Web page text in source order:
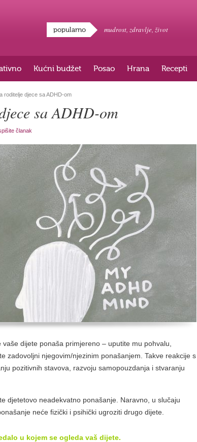
popularno mudrost, zdravlje, život
Kućni budžet Posao Hrana Recepti
roditelje djece sa ADHD-om
sa ADHD-om
članak
dijete ponaša primjereno – uputite mu pohvalu,
zadovoljni njegovim/njezinim ponašanjem. Takve reakcije s
pozitivnih stavova, razvoju samopouzdanja i stvaranju
djetetovo neadekvatno ponašanje. Naravno, u slučaju
neće fizički i psihički ugroziti drugo dijete.
u kojem se ogleda vaš dijete.